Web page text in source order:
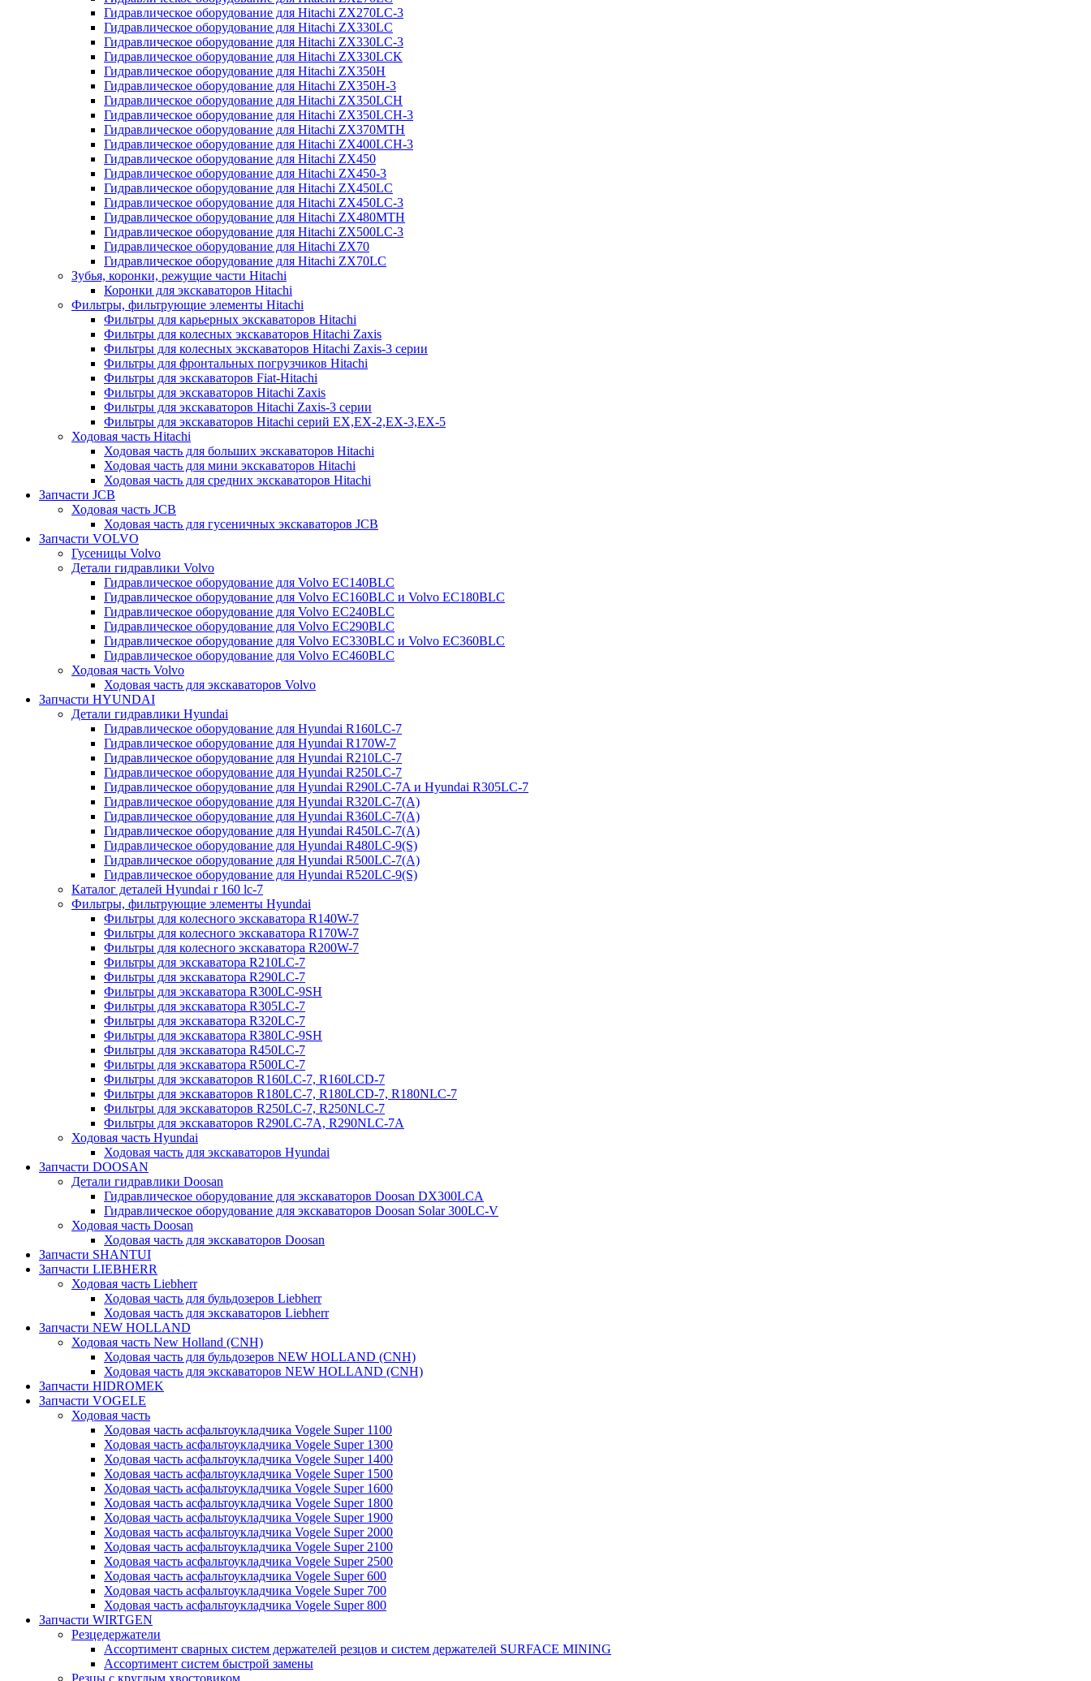
Гидравлическое оборудование для Hitachi ZX270LC-3
Гидравлическое оборудование для Hitachi ZX330LC
Гидравлическое оборудование для Hitachi ZX330LC-3
Гидравлическое оборудование для Hitachi ZX330LCK
Гидравлическое оборудование для Hitachi ZX350H
Гидравлическое оборудование для Hitachi ZX350H-3
Гидравлическое оборудование для Hitachi ZX350LCH
Гидравлическое оборудование для Hitachi ZX350LCH-3
Гидравлическое оборудование для Hitachi ZX370MTH
Гидравлическое оборудование для Hitachi ZX400LCH-3
Гидравлическое оборудование для Hitachi ZX450
Гидравлическое оборудование для Hitachi ZX450-3
Гидравлическое оборудование для Hitachi ZX450LC
Гидравлическое оборудование для Hitachi ZX450LC-3
Гидравлическое оборудование для Hitachi ZX480MTH
Гидравлическое оборудование для Hitachi ZX500LC-3
Гидравлическое оборудование для Hitachi ZX70
Гидравлическое оборудование для Hitachi ZX70LC
Зубья, коронки, режущие части Hitachi
Коронки для экскаваторов Hitachi
Фильтры, фильтрующие элементы Hitachi
Фильтры для карьерных экскаваторов Hitachi
Фильтры для колесных экскаваторов Hitachi Zaxis
Фильтры для колесных экскаваторов Hitachi Zaxis-3 серии
Фильтры для фронтальных погрузчиков Hitachi
Фильтры для экскаваторов Fiat-Hitachi
Фильтры для экскаваторов Hitachi Zaxis
Фильтры для экскаваторов Hitachi Zaxis-3 серии
Фильтры для экскаваторов Hitachi серий EX,EX-2,EX-3,EX-5
Ходовая часть Hitachi
Ходовая часть для больших экскаваторов Hitachi
Ходовая часть для мини экскаваторов Hitachi
Ходовая часть для средних экскаваторов Hitachi
Запчасти JCB
Ходовая часть JCB
Ходовая часть для гусеничных экскаваторов JCB
Запчасти VOLVO
Гусеницы Volvo
Детали гидравлики Volvo
Гидравлическое оборудование для Volvo EC140BLC
Гидравлическое оборудование для Volvo EC160BLC и Volvo EC180BLC
Гидравлическое оборудование для Volvo EC240BLC
Гидравлическое оборудование для Volvo EC290BLC
Гидравлическое оборудование для Volvo EC330BLC и Volvo EC360BLC
Гидравлическое оборудование для Volvo EC460BLC
Ходовая часть Volvo
Ходовая часть для экскаваторов Volvo
Запчасти HYUNDAI
Детали гидравлики Hyundai
Гидравлическое оборудование для Hyundai R160LC-7
Гидравлическое оборудование для Hyundai R170W-7
Гидравлическое оборудование для Hyundai R210LC-7
Гидравлическое оборудование для Hyundai R250LC-7
Гидравлическое оборудование для Hyundai R290LC-7A и Hyundai R305LC-7
Гидравлическое оборудование для Hyundai R320LC-7(A)
Гидравлическое оборудование для Hyundai R360LC-7(A)
Гидравлическое оборудование для Hyundai R450LC-7(A)
Гидравлическое оборудование для Hyundai R480LC-9(S)
Гидравлическое оборудование для Hyundai R500LC-7(A)
Гидравлическое оборудование для Hyundai R520LC-9(S)
Каталог деталей Hyundai r 160 lc-7
Фильтры, фильтрующие элементы Hyundai
Фильтры для колесного экскаватора R140W-7
Фильтры для колесного экскаватора R170W-7
Фильтры для колесного экскаватора R200W-7
Фильтры для экскаватора R210LC-7
Фильтры для экскаватора R290LC-7
Фильтры для экскаватора R300LC-9SH
Фильтры для экскаватора R305LC-7
Фильтры для экскаватора R320LC-7
Фильтры для экскаватора R380LC-9SH
Фильтры для экскаватора R450LC-7
Фильтры для экскаватора R500LC-7
Фильтры для экскаваторов R160LC-7, R160LCD-7
Фильтры для экскаваторов R180LC-7, R180LCD-7, R180NLC-7
Фильтры для экскаваторов R250LC-7, R250NLC-7
Фильтры для экскаваторов R290LC-7A, R290NLC-7A
Ходовая часть Hyundai
Ходовая часть для экскаваторов Hyundai
Запчасти DOOSAN
Детали гидравлики Doosan
Гидравлическое оборудование для экскаваторов Doosan DX300LCA
Гидравлическое оборудование для экскаваторов Doosan Solar 300LC-V
Ходовая часть Doosan
Ходовая часть для экскаваторов Doosan
Запчасти SHANTUI
Запчасти LIEBHERR
Ходовая часть Liebherr
Ходовая часть для бульдозеров Liebherr
Ходовая часть для экскаваторов Liebherr
Запчасти NEW HOLLAND
Ходовая часть New Holland (CNH)
Ходовая часть для бульдозеров NEW HOLLAND (CNH)
Ходовая часть для экскаваторов NEW HOLLAND (CNH)
Запчасти HIDROMEK
Запчасти VOGELE
Ходовая часть
Ходовая часть асфальтоукладчика Vogele Super 1100
Ходовая часть асфальтоукладчика Vogele Super 1300
Ходовая часть асфальтоукладчика Vogele Super 1400
Ходовая часть асфальтоукладчика Vogele Super 1500
Ходовая часть асфальтоукладчика Vogele Super 1600
Ходовая часть асфальтоукладчика Vogele Super 1800
Ходовая часть асфальтоукладчика Vogele Super 1900
Ходовая часть асфальтоукладчика Vogele Super 2000
Ходовая часть асфальтоукладчика Vogele Super 2100
Ходовая часть асфальтоукладчика Vogele Super 2500
Ходовая часть асфальтоукладчика Vogele Super 600
Ходовая часть асфальтоукладчика Vogele Super 700
Ходовая часть асфальтоукладчика Vogele Super 800
Запчасти WIRTGEN
Резцедержатели
Ассортимент сварных систем держателей резцов и систем держателей SURFACE MINING
Ассортимент систем быстрой замены
Резцы с круглым хвостовиком